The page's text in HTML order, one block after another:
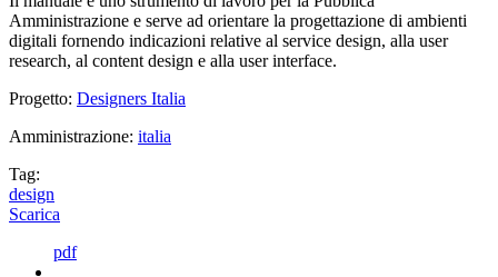
Amministrazione e serve ad orientare la progettazione di ambienti
digitali fornendo indicazioni relative al service design, alla user
research, al content design e alla user interface.
Progetto: Designers Italia
Amministrazione: italia
Tag:
design
Scarica
pdf